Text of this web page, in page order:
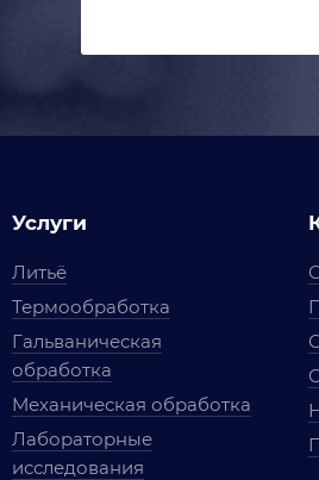
Услуги
Литьё
Термообработка
Гальваническая
обработка
Механическая обработка
Лабораторные
исследования